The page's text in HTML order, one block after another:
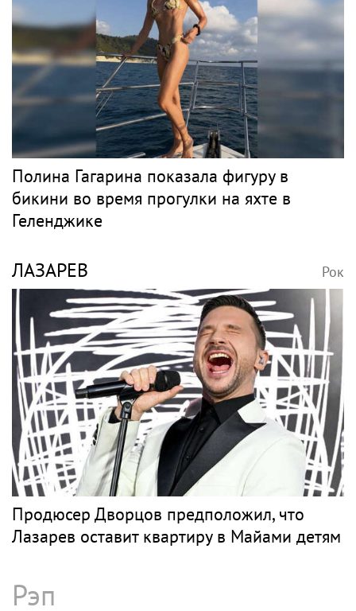
Полина Гагарина показала фигуру в
бикини во время прогулки на яхте в
Геленджике
ЛАЗАРЕВ Рок
Продюсер Дворцов предположил, что
Лазарев оставит квартиру в Майами детям
Рэп